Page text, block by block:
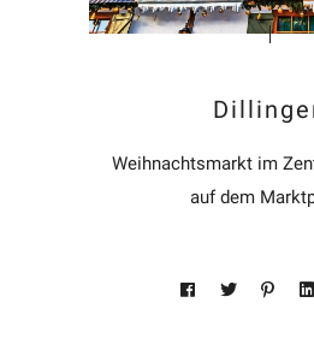
Weihnachtsmarkt im
auf dem